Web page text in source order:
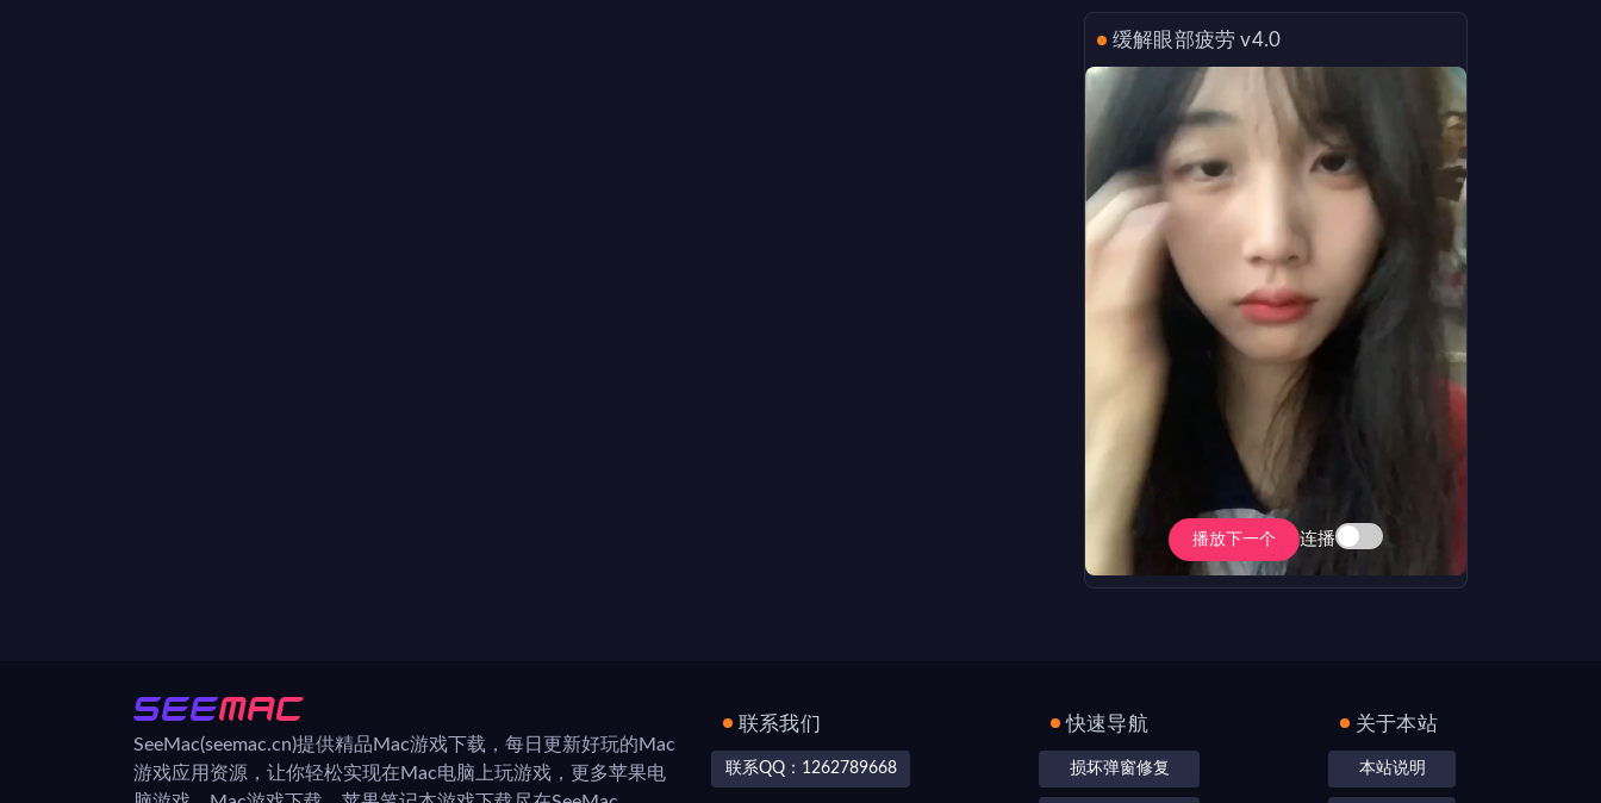
缓解眼部疲劳 v4.0
播放下一个 连播
SeeMac(seemac.cn)提供精品Mac游戏下载，每日更新好玩的Mac
游戏应用资源，让你轻松实现在Mac电脑上玩游戏，更多苹果电
联系我们
联系QQ：1262789668
快速导航
损坏弹窗修复
关于本站
本站说明